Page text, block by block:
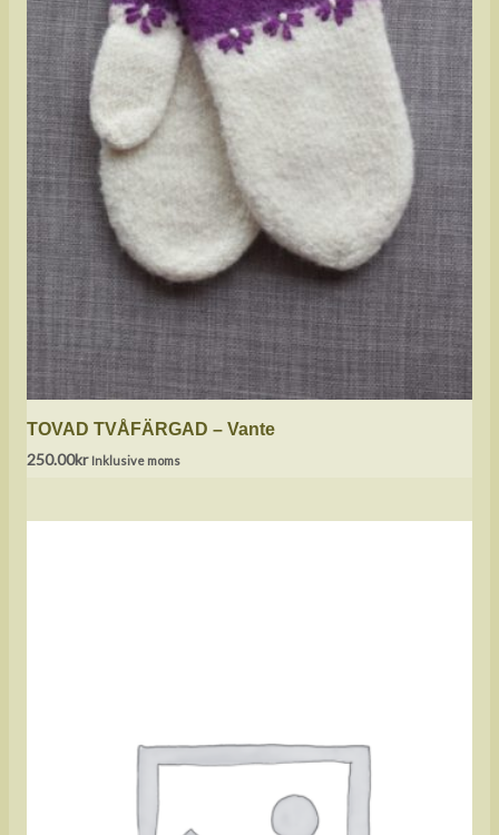
TOVAD TVÅFÄRGAD – Vante
250.00kr Inklusive moms